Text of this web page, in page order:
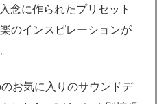
念に作られたプリセット
のインスピレーションが
お気に入りのサウンドデ